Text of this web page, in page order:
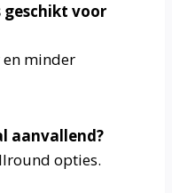
voor
en minder
aanvallend?
opties.